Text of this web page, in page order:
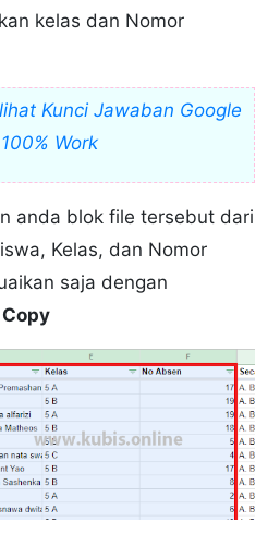
kelas dan Nomor
Kunci Jawaban Google
Work
anda blok file tersebut dari
Kelas, dan Nomor
saja dengan
Copy